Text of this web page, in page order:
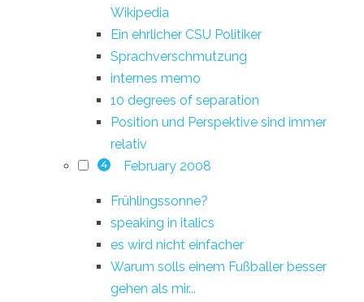
Wikipedia
Ein ehrlicher CSU Politiker
Sprachverschmutzung
internes memo
10 degrees of separation
Position und Perspektive sind immer
relativ
4 February 2008
Frühlingssonne?
speaking in italics
es wird nicht einfacher
Warum solls einem Fußballer besser
gehen als mir...